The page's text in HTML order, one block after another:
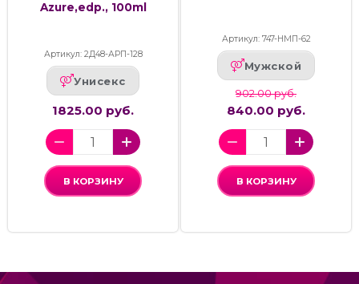
Azure,edp., 100ml
Артикул: 2Д48-АРП-128
Унисекс
1825.00 руб.
В КОРЗИНУ
Артикул: 747-НМП-62
Мужской
902.00 руб.
840.00 руб.
В КОРЗИНУ